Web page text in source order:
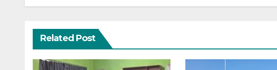
Related Post